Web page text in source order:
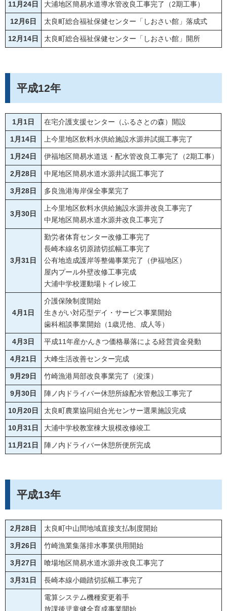
11月24日 大浦地区簡易水道導水管改良工事完了（2期工事）
12月6日 太良町総合福祉保健センター「しおさい館」落成式
12月14日 太良町総合福祉保健センター「しおさい館」開所
平成12年
1月1日 在宅介護支援センター（ふるさとの森）開設
1月14日 上今里地区飲料水供給施設水源井試掘工事完了
1月24日 伊福地区簡易水道送・配水管改良工事完了（2期工事）
2月28日 中尾地区簡易水道水源井試掘工事完了
3月28日 多良漁港海岸保全事業完了
3月30日
上今里地区飲料水供給施設水源井改良工事完了
中尾地区簡易水道水源井改良工事完了
3月31日
勤労者体育センター改修工事完了
長崎本線名切原踏切拡幅工事完了
公有地造成護岸等整備事業完了（伊福地区）
屋内プール外壁改修工事完成
大浦中学校運動場トイレ竣工
4月1日
介護保険制度開始
生きがい対応型デイ・サービス事業開始
歯科相談事業開始（1歳児他、成人等）
4月3日 平成11年産かんきつ価格暴落による経営資金発動
4月21日 大峰生活改善センター完成
9月29日 竹崎漁港局部改良事業完了（浚渫）
9月30日 陣ノ内ドライバー休憩所線配水管敷設工事完了
10月20日 太良町農業協同組合光センサー選果施設完成
10月31日 大浦中学校教室棟大規模改修竣工
11月21日 陣ノ内ドライバー休憩所便所完成
平成13年
2月28日 太良町中山間地域直接支払制度開始
3月26日 竹崎漁業集落排水事業供用開始
3月27日 喰場地区簡易水道水源井改良工事完了
3月31日 長崎本線小鋤踏切拡幅工事完了
電算システム機種変更着手
放課後児童健全育成事業開始